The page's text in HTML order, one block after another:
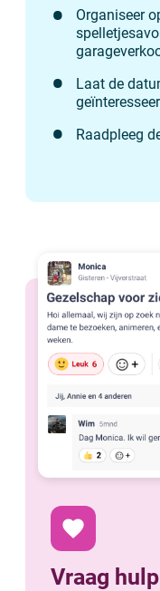
Organiseer
Laat de
Raadpleeg
favorite
Vraag